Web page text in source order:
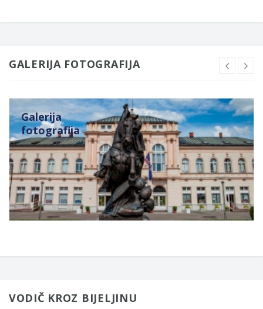
GALERIJA FOTOGRAFIJA
Galerija
fotografija
VODIČ KROZ BIJELJINU